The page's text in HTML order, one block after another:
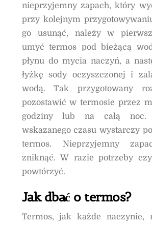
nieprzyjemny zapach, który
przy kolejnym
go usunąć, należy w
umyć termos pod bieżącą
płynu do mycia naczyń, a
łyżkę sody oczyszczonej i
wodą. Tak przygotowany
pozostawić w termosie przez
godziny lub na całą noc.
wskazanego czasu wystarczy
termos. Nieprzyjemny
zniknąć. W razie potrzeby
powtórzyć.
Jak dbać o termos?
Termos, jak każde naczynie,